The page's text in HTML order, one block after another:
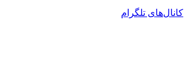
کانال‌های تلگرام